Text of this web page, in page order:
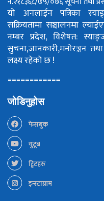
यो अनलाईन पत्रिका
सक्रियतामा सञ्चालनमा
नम्बर प्रदेश, विशेषत:
सुचना,जानकारी,मनोरञ्जन
लक्ष्य रहेको छ !
============
जोडिनुहोस
फेसबुक
युटूब
ट्विटहरु
इन्स्टाग्राम